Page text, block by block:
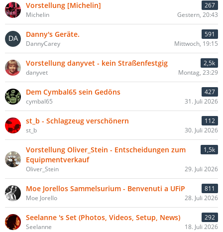
Vorstellung [Michelin]
267
Michelin
Gestern, 20:43
Danny's Geräte.
591
DannyCarey
Mittwoch, 19:15
Vorstellung danyvet - kein Straßenfestgig
2,5k
danyvet
Montag, 23:29
Dem Cymbal65 sein Gedöns
427
cymbal65
31. Juli 2026
st_b - Schlagzeug verschönern
112
st_b
30. Juli 2026
Vorstellung Oliver_Stein - Entscheidungen zum
Equipmentverkauf
1,5k
Oliver_Stein 29. Juli 2026
Moe Jorellos Sammelsurium - Benvenuti a UFiP
811
Moe Jorello
28. Juli 2026
Seelanne 's Set (Photos, Videos, Setup, News)
292
Seelanne
18. Juli 2026